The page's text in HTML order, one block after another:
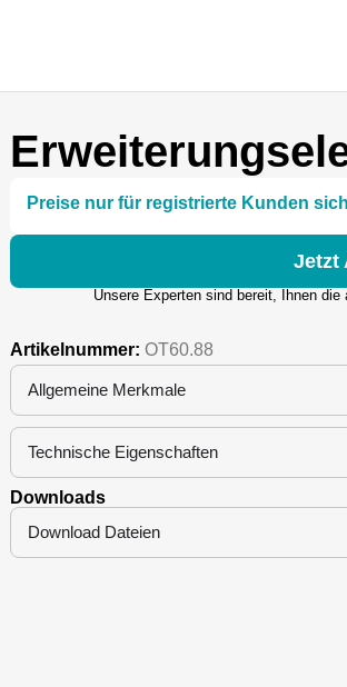
Preise nur für registrierte Kunden
Jetzt
Unsere Experten sind bereit, Ihnen
Artikelnummer: OT60.88
Allgemeine Merkmale
Technische Eigenschaften
Downloads
Download Dateien